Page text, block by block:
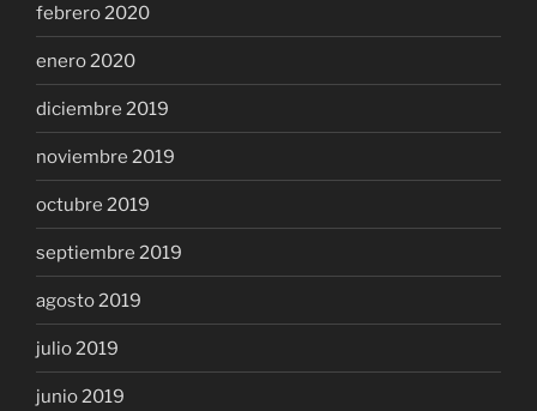
febrero 2020
enero 2020
diciembre 2019
noviembre 2019
octubre 2019
septiembre 2019
agosto 2019
julio 2019
junio 2019